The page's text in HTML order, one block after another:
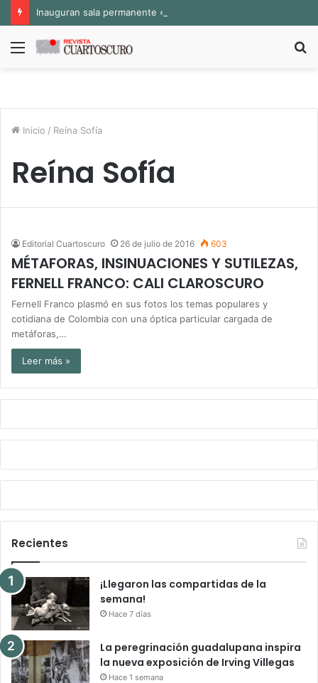
Menú
Inicio / Reína Sofía
Reína Sofía
Editorial Cuartoscuro 26 de julio de 2016 603
MÉTAFORAS, INSINUACIONES Y SUTILEZAS,
FERNELL FRANCO: CALI CLAROSCURO
Fernell Franco plasmó en sus fotos los temas populares y
cotidiana de Colombia con una óptica particular cargada de
metáforas,…
Leer más »
Recientes
¡Llegaron las compartidas de la
semana!
Hace 7 días
La peregrinación guadalupana inspira
la nueva exposición de Irving Villegas
Hace 1 semana